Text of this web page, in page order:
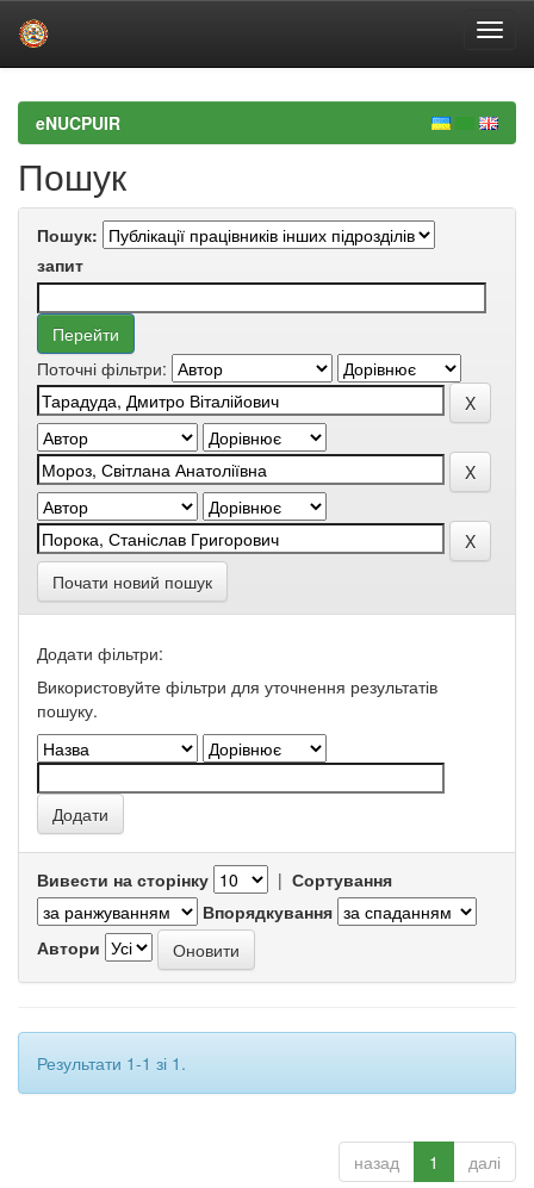
navigationeNUCPUIR
Пошук
Пошук:
запит
Поточні фільтри:
Почати новий пошук
Додати фільтри:
Використовуйте фільтри для уточнення результатів
пошуку.
Вивести на сторінку | Сортування
Впорядкування
Автори
Результати 1-1 зі 1.
назад 1 далі